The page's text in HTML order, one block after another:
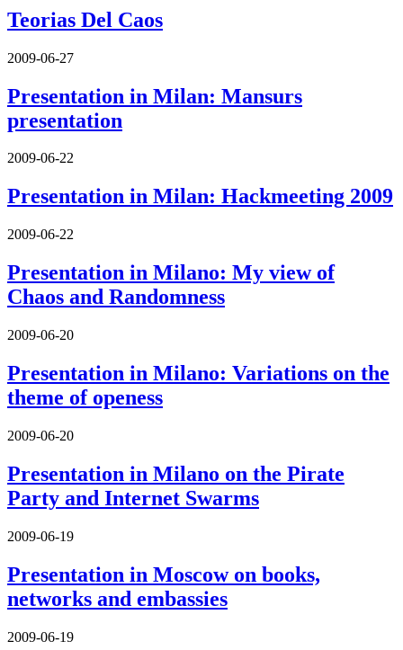
Teorias Del Caos
2009-06-27
Presentation in Milan: Mansurs
presentation
2009-06-22
Presentation in Milan: Hackmeeting 2009
2009-06-22
Presentation in Milano: My view of
Chaos and Randomness
2009-06-20
Presentation in Milano: Variations on the
theme of openess
2009-06-20
Presentation in Milano on the Pirate
Party and Internet Swarms
2009-06-19
Presentation in Moscow on books,
networks and embassies
2009-06-19